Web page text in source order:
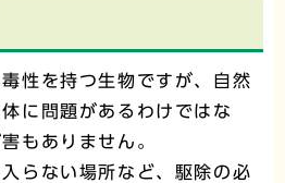
性を持つ生物ですが、自然
に問題があるわけではな
もありません。
らない場所など、駆除の必